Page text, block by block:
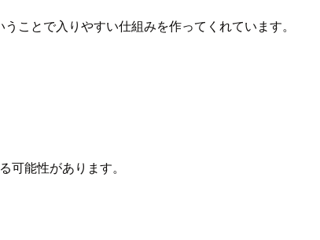
ことで入りやすい仕組みを作ってくれています。
能性があります。